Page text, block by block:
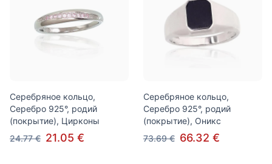
Серебряное кольцо,
Серебро 925°, родий
(покрытие), Цирконы
24.77 € 21.05 €
Серебряное кольцо,
Серебро 925°, родий
(покрытие), Оникс
73.69 € 66.32 €